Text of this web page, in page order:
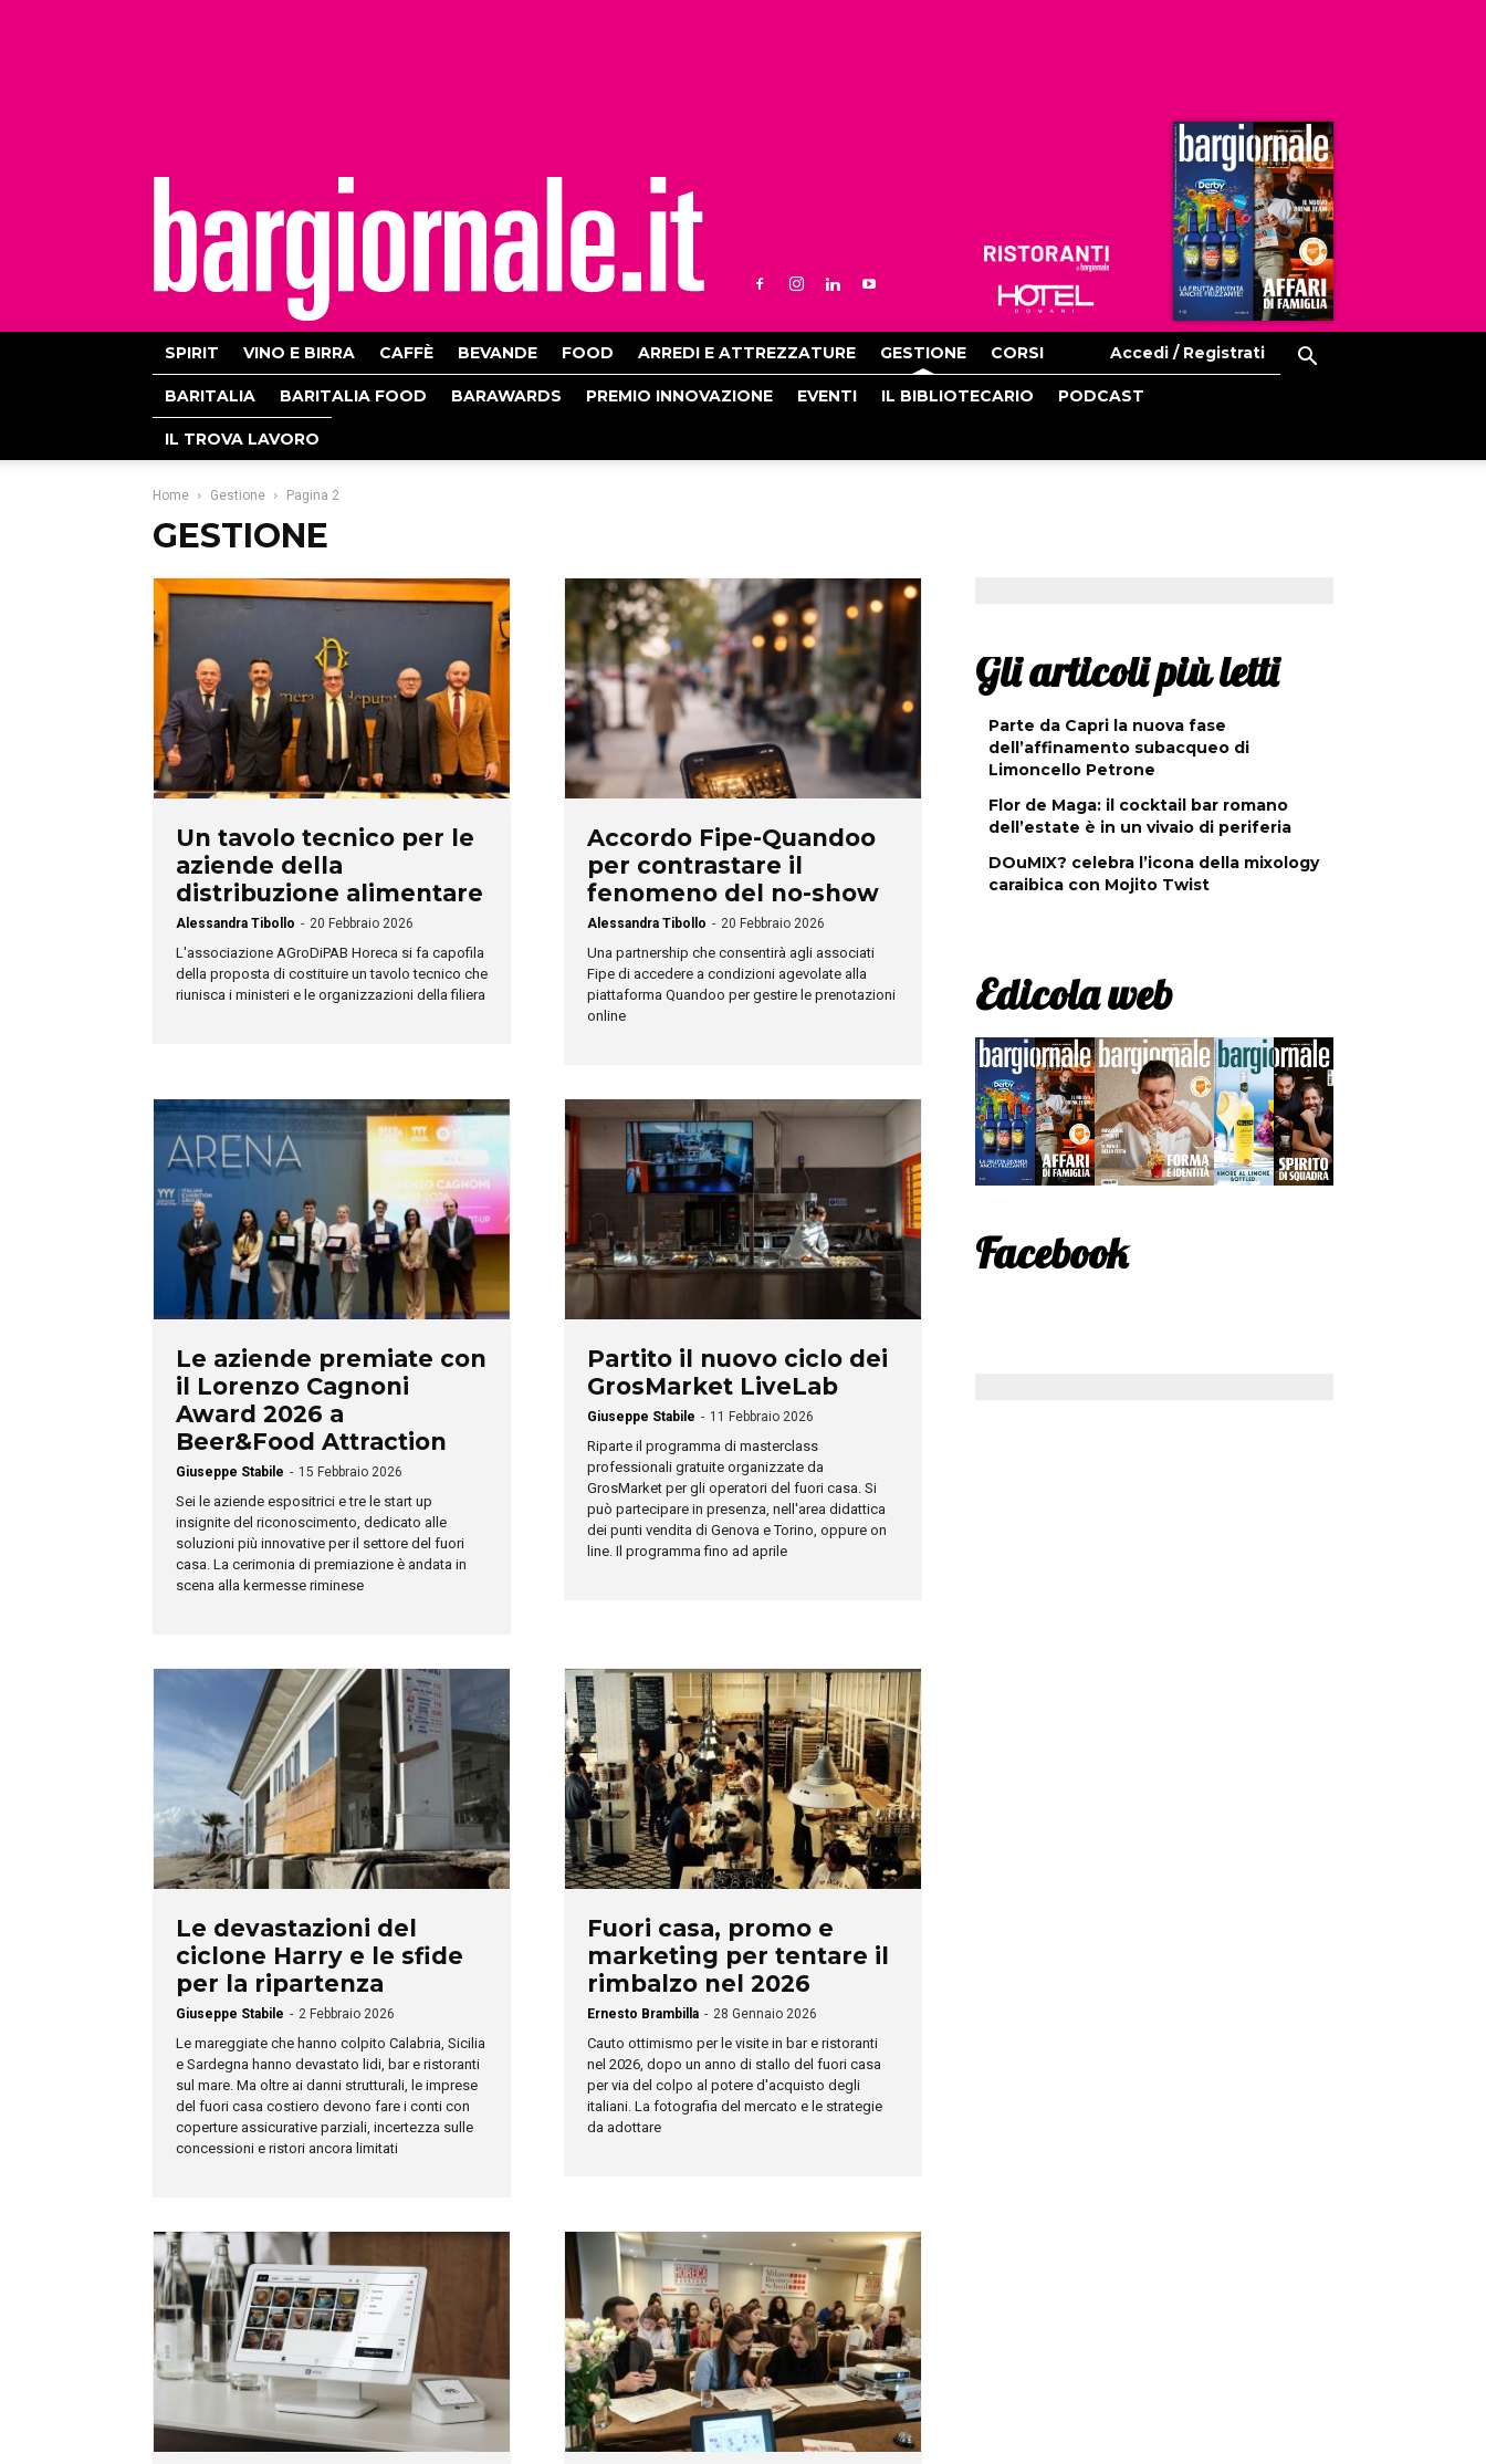
Ristoranti
Hoteldomani
SPIRIT VINO E BIRRA CAFFÈ BEVANDE FOOD ARREDI E ATTREZZATURE GESTIONE CORSI Accedi / Registrati
BARITALIA BARITALIA FOOD BARAWARDS PREMIO INNOVAZIONE EVENTI IL BIBLIOTECARIO PODCAST
IL TROVA LAVORO
Home Gestione Pagina 2
GESTIONE
Un tavolo tecnico per le
aziende della
distribuzione alimentare
Alessandra Tibollo - 20 Febbraio 2026
L'associazione AGroDiPAB Horeca si fa capofila
della proposta di costituire un tavolo tecnico che
riunisca i ministeri e le organizzazioni della filiera
Accordo Fipe-Quandoo
per contrastare il
fenomeno del no-show
Alessandra Tibollo - 20 Febbraio 2026
Una partnership che consentirà agli associati
Fipe di accedere a condizioni agevolate alla
piattaforma Quandoo per gestire le prenotazioni
online
Le aziende premiate con
il Lorenzo Cagnoni
Award 2026 a
Beer&Food Attraction
Giuseppe Stabile - 15 Febbraio 2026
Sei le aziende espositrici e tre le start up
insignite del riconoscimento, dedicato alle
soluzioni più innovative per il settore del fuori
casa. La cerimonia di premiazione è andata in
scena alla kermesse riminese
Partito il nuovo ciclo dei
GrosMarket LiveLab
Giuseppe Stabile - 11 Febbraio 2026
Riparte il programma di masterclass
professionali gratuite organizzate da
GrosMarket per gli operatori del fuori casa. Si
può partecipare in presenza, nell'area didattica
dei punti vendita di Genova e Torino, oppure on
line. Il programma fino ad aprile
Le devastazioni del
ciclone Harry e le sfide
per la ripartenza
Giuseppe Stabile - 2 Febbraio 2026
Le mareggiate che hanno colpito Calabria, Sicilia
e Sardegna hanno devastato lidi, bar e ristoranti
sul mare. Ma oltre ai danni strutturali, le imprese
del fuori casa costiero devono fare i conti con
coperture assicurative parziali, incertezza sulle
concessioni e ristori ancora limitati
Fuori casa, promo e
marketing per tentare il
rimbalzo nel 2026
Ernesto Brambilla - 28 Gennaio 2026
Cauto ottimismo per le visite in bar e ristoranti
nel 2026, dopo un anno di stallo del fuori casa
per via del colpo al potere d'acquisto degli
italiani. La fotografia del mercato e le strategie
da adottare
Gli articoli più letti
Parte da Capri la nuova fase
dell’affinamento subacqueo di
Limoncello Petrone
Flor de Maga: il cocktail bar romano
dell’estate è in un vivaio di periferia
DOuMIX? celebra l’icona della mixology
caraibica con Mojito Twist
Edicola web
Facebook